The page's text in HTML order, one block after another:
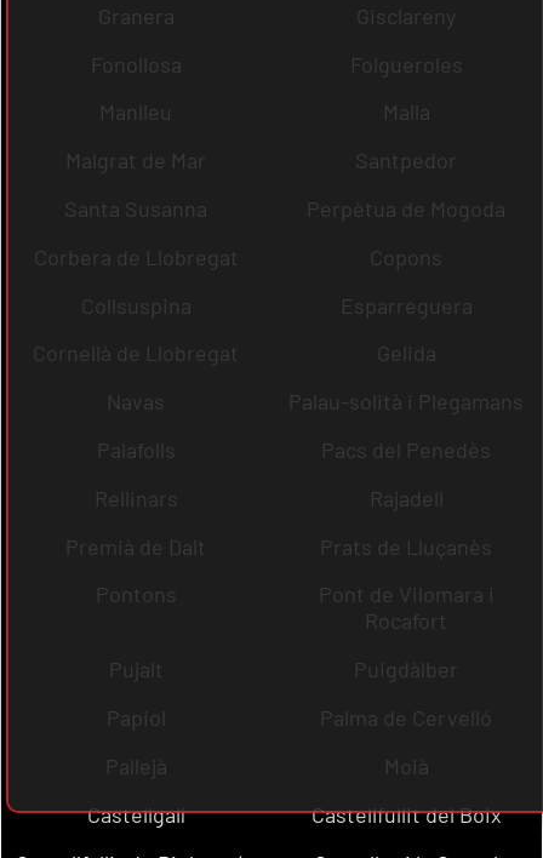
Granera
Gisclareny
Fonollosa
Folgueroles
Manlleu
Malla
Malgrat de Mar
Santpedor
Santa Susanna
Perpètua de Mogoda
Corbera de Llobregat
Copons
Collsuspina
Esparreguera
Cornellà de Llobregat
Gelida
Navas
Palau-solità i Plegamans
Palafolls
Pacs del Penedès
Rellinars
Rajadell
Premià de Dalt
Prats de Lluçanès
Pontons
Pont de Vilomara i
Rocafort
Pujalt
Puigdàlber
Papiol
Palma de Cervelló
Pallejà
Moià
Castellgalí
Castellfullit del Boix